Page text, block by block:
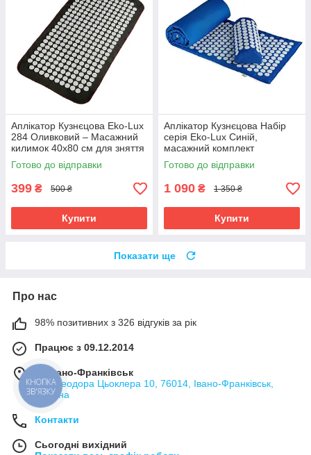
Аплікатор Кузнєцова Eko-Lux
284 Оливковий – Масажний
килимок 40x80 см для зняття
напруги
Готово до відправки
399 ₴ 500 ₴
Купити
Аплікатор Кузнєцова Набір
серія Eko-Lux Синій,
масажний комплект
Готово до відправки
1 090 ₴ 1 350 ₴
Купити
Показати ще
Про нас
98% позитивних з 326 відгуків за рік
Працює з 09.12.2014
м. Івано-Франківськ
вул. Теодора Цьоклера 10, 76014, Івано-Франківськ,
Україна
Контакти
Сьогодні вихідний
КНОПКА
ЗВ'ЯЗКУ